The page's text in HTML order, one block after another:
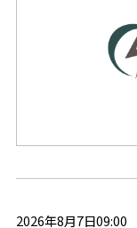
2026年8月7日09:00